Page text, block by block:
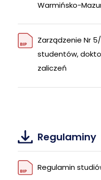
Warmińsko-
Zarządzenie Nr
studentów,
zaliczeń
Regulaminy
Regulamin